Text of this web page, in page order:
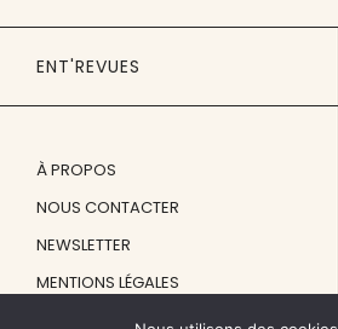
ENT'REVUES
À PROPOS
NOUS CONTACTER
NEWSLETTER
MENTIONS LÉGALES